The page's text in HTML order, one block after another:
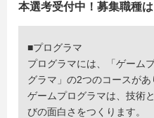
本選考受付中！募集職種
■プログラマ
プログラマには、「ゲーム
グラマ」の2つのコースがあ
ゲームプログラマは、技術
びの面白さをつくります。